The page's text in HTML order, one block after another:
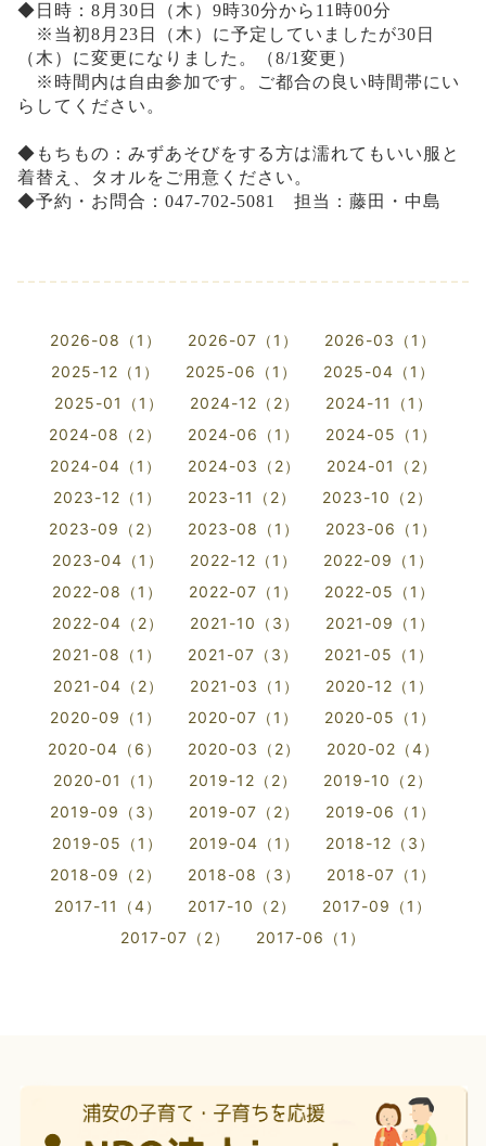
◆日時：8月30日（木）9時30分から11時00分
※当初8月23日（木）に予定していましたが30日
（木）に変更になりました。（8/1変更）
※時間内は自由参加です。ご都合の良い時間帯にい
らしてください。
◆もちもの：みずあそびをする方は濡れてもいい服と
着替え、タオルをご用意ください。
◆予約・お問合：047-702-5081 担当：藤田・中島
2026-08（1） 2026-07（1）
2026-03（1）
2025-12（1）
2025-06（1）
2025-04（1）
2025-01（1）
2024-12（2）
2024-11（1）
2024-08（2）
2024-06（1）
2024-05（1）
2024-04（1）
2024-03（2）
2024-01（2）
2023-12（1）
2023-11（2）
2023-10（2）
2023-09（2）
2023-08（1）
2023-06（1）
2023-04（1）
2022-12（1）
2022-09（1）
2022-08（1）
2022-07（1）
2022-05（1）
2022-04（2）
2021-10（3）
2021-09（1）
2021-08（1）
2021-07（3）
2021-05（1）
2021-04（2）
2021-03（1）
2020-12（1）
2020-09（1）
2020-07（1）
2020-05（1）
2020-04（6）
2020-03（2）
2020-02（4）
2020-01（1）
2019-12（2）
2019-10（2）
2019-09（3）
2019-07（2）
2019-06（1）
2019-05（1）
2019-04（1）
2018-12（3）
2018-09（2）
2018-08（3）
2018-07（1）
2017-11（4）
2017-10（2）
2017-09（1）
2017-07（2）
2017-06（1）